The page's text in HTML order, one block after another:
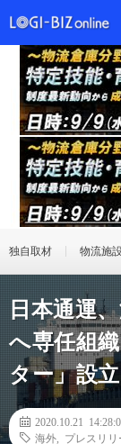
独自取材 物流施
日本通運
へ専任組
ター」設立
2020.10.21
海外
プレスリ